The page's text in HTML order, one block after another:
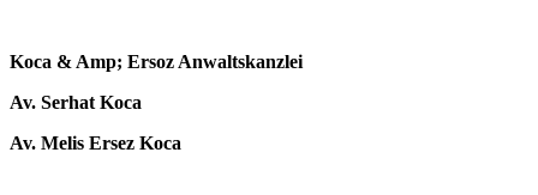
Koca & Amp; Ersoz Anwaltskanzlei
Av. Serhat Koca
Av. Melis Ersez Koca